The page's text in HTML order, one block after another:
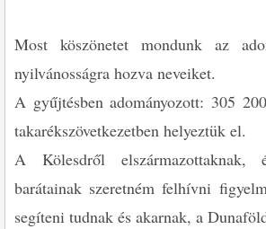
Most köszönetet mondunk az
nyilvánosságra hozva neveiket.
A gyűjtésben adományozott: 305
takarékszövetkezetben helyeztük el.
A Kölesdről elszármazottaknak,
barátainak szeretném felhívni
segíteni tudnak és akarnak, a